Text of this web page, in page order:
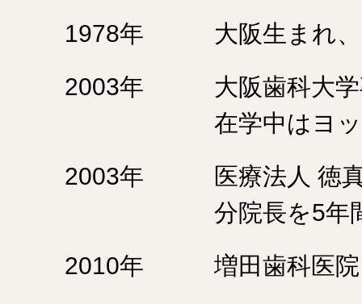
1978年
大阪生まれ
2003年
大阪歯科大
在学中はヨ
2003年
医療法人 徳
分院長を5年
2010年
増田歯科医